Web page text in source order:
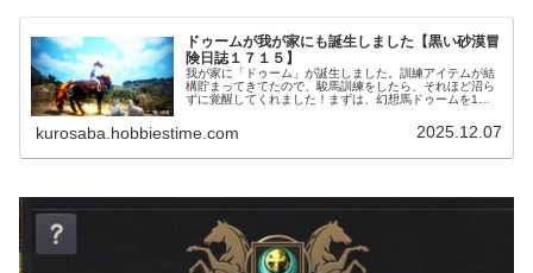
ドゥームが我が家にも誕生しました【黒い砂漠冒
険日誌１７１５】
我が家に「ドゥーム」が誕生しました。訓練アイテムが結
構貯まってきてたので、駿馬訓練をしたら、それほど沼ら
ずに覚醒してくれました！まずは、幻想馬ドゥームを1頭
の補充と産まれたドゥームの育成を開始です。
kurosaba.hobbiestime.com 2025.12.07